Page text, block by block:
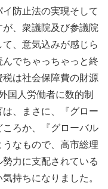
防止法の実現そして
、衆議院及び参議院
、意気込みが感じら
でちゃっちゃっと終
は社会保障費の財源
国人労働者に数的制
、まさに、『グロー
ろか、『グローバル
なもので、高市総理
力に支配されている
持ちになりました。